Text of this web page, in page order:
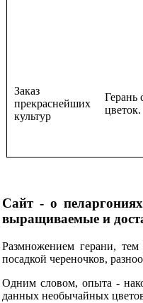
Заказ
прекраснейших
культур
Герань
цветок.
Сайт - о
выращиваемые и
Размножением герани,
посадкой череночков,
Одним словом, опыта -
данных необычайных